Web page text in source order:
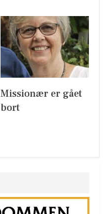
Missionær er gået
bort